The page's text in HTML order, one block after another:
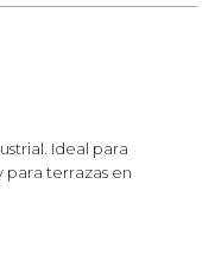
Ideal para
terrazas en